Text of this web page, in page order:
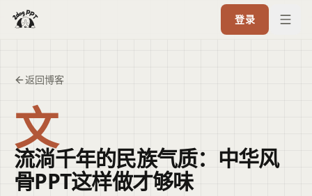
登录
返回博客
文
流淌千年的民族气质：中华风
骨PPT这样做才够味